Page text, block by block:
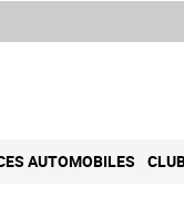
AUTOMOBILES